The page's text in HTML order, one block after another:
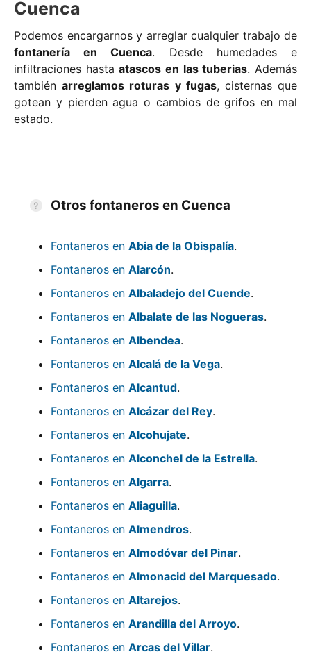
Cuenca
Podemos encargarnos y arreglar cualquier trabajo de
fontanería en Cuenca. Desde humedades e
infiltraciones hastaatascos en las tuberias. Además
tambiénarreglamos roturas y fugas, cisternas que
gotean y pierden agua o cambios de grifos en mal
estado.
Otros fontaneros en Cuenca
Fontaneros en Abia de la Obispalía.
Fontaneros en Alarcón.
Fontaneros en Albaladejo del Cuende.
Fontaneros en Albalate de las Nogueras.
Fontaneros en Albendea.
Fontaneros en Alcalá de la Vega.
Fontaneros en Alcantud.
Fontaneros en Alcázar del Rey.
Fontaneros en Alcohujate.
Fontaneros en Alconchel de la Estrella.
Fontaneros en Algarra.
Fontaneros en Aliaguilla.
Fontaneros en Almendros.
Fontaneros en Almodóvar del Pinar.
Fontaneros en Almonacid del Marquesado.
Fontaneros en Altarejos.
Fontaneros en Arandilla del Arroyo.
Fontaneros en Arcas del Villar.